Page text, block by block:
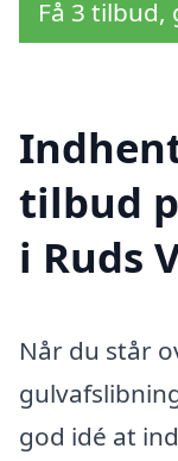
Få 3
tilbud
i Ruds
Når du står
god idé at